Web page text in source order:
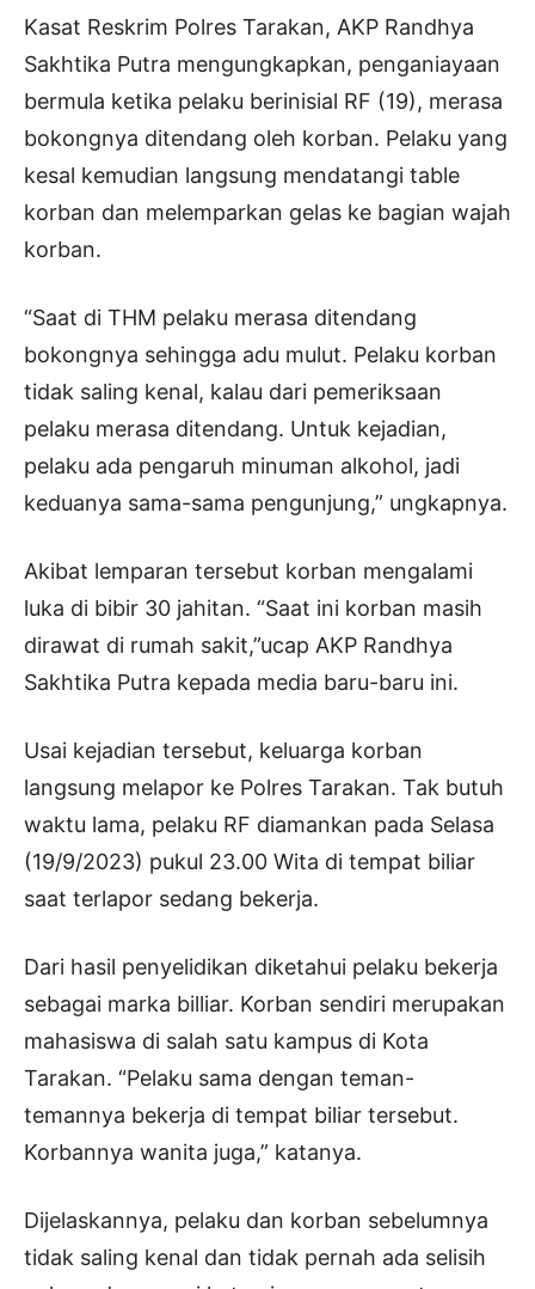
Kasat Reskrim Polres Tarakan, AKP Randhya
Sakhtika Putra mengungkapkan, penganiayaan
bermula ketika pelaku berinisial RF (19), merasa
bokongnya ditendang oleh korban. Pelaku yang
kesal kemudian langsung mendatangi table
korban dan melemparkan gelas ke bagian wajah
korban.
“Saat di THM pelaku merasa ditendang
bokongnya sehingga adu mulut. Pelaku korban
tidak saling kenal, kalau dari pemeriksaan
pelaku merasa ditendang. Untuk kejadian,
pelaku ada pengaruh minuman alkohol, jadi
keduanya sama-sama pengunjung,” ungkapnya.
Akibat lemparan tersebut korban mengalami
luka di bibir 30 jahitan. “Saat ini korban masih
dirawat di rumah sakit,”ucap AKP Randhya
Sakhtika Putra kepada media baru-baru ini.
Usai kejadian tersebut, keluarga korban
langsung melapor ke Polres Tarakan. Tak butuh
waktu lama, pelaku RF diamankan pada Selasa
(19/9/2023) pukul 23.00 Wita di tempat biliar
saat terlapor sedang bekerja.
Dari hasil penyelidikan diketahui pelaku bekerja
sebagai marka billiar. Korban sendiri merupakan
mahasiswa di salah satu kampus di Kota
Tarakan. “Pelaku sama dengan teman-
temannya bekerja di tempat biliar tersebut.
Korbannya wanita juga,” katanya.
Dijelaskannya, pelaku dan korban sebelumnya
tidak saling kenal dan tidak pernah ada selisih